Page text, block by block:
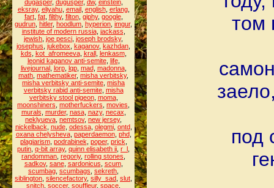
dugasper, dugusper, dw, einstein,
eksray, eliyahu, email, english, erlang,
fart, fat, filthy, filton, giphy, google,
gudrun hitler, hoodlum hyperion imgur,
institute of modern russia, jackass
jewish joe pesci joseph brodsky,
josephus jukebox kaganov, kazhdan
kds kot_afromeeva, krall, lenkasm,
leonid kaganov anti-semite, life,
livejournal, lorp, lqp, mad, madonna,
math mathematiker, misha verbitsky,
misha verbitsky anti-semite misha
verbitsky rabid anti-semite, misha
verbitsky stool pigeon, moma,
moonshiners motherfuckers movies
murals murder, nasa, nazy, necax
neklyueva nemtsov, new jersey,
nickelback nude, odessa, olegmi, ontd,
oxana chelysheva, paperdaemon, phd,
plagiarism, podrabinek poper, prick
putin q-bit array, quinn elisabeth ii r_l
randomman regoriy, rolling stones
sadkov, sane, sardonicus scum,
scumbag scumbags sekreth
siblington silencefactory, silly_sad slut
snitch soccer, souffleur, space
том
под